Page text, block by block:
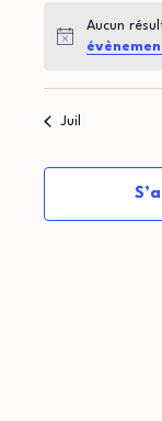
d
i
e
r
Notice
Aucun
Juil